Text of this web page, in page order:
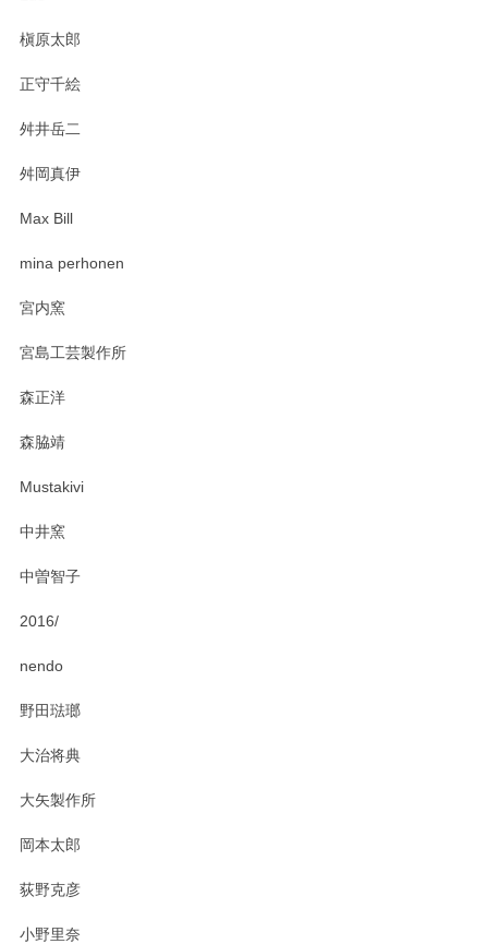
おかけしました。 ありがとうございます。
槇原太郎
正守千絵
舛井岳二
舛岡真伊
Max Bill
mina perhonen
宮内窯
宮島工芸製作所
森正洋
森脇靖
Mustakivi
中井窯
中曽智子
2016/
nendo
野田琺瑯
大治将典
大矢製作所
岡本太郎
荻野克彦
小野里奈